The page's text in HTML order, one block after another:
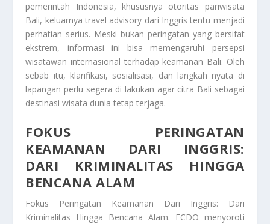
pemerintah Indonesia, khususnya otoritas pariwisata
Bali, keluarnya travel advisory dari Inggris tentu menjadi
perhatian serius. Meski bukan peringatan yang bersifat
ekstrem, informasi ini bisa memengaruhi persepsi
wisatawan internasional terhadap keamanan Bali. Oleh
sebab itu, klarifikasi, sosialisasi, dan langkah nyata di
lapangan perlu segera di lakukan agar citra Bali sebagai
destinasi wisata dunia tetap terjaga.
FOKUS PERINGATAN
KEAMANAN DARI INGGRIS:
DARI KRIMINALITAS HINGGA
BENCANA ALAM
Fokus Peringatan Keamanan Dari Inggris: Dari
Kriminalitas Hingga Bencana Alam. FCDO menyoroti